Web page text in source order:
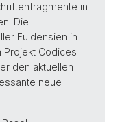
in
Die
Fuldensien in
Codices
den aktuellen
neue